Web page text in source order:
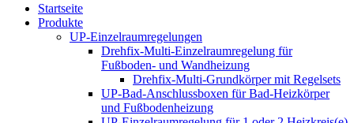
Startseite
Produkte
UP-Einzelraumregelungen
Drehfix-Multi-Einzelraumregelung für
Fußboden- und Wandheizung
Drehfix-Multi-Grundkörper mit Regelsets
UP-Bad-Anschlussboxen für Bad-Heizkörper
und Fußbodenheizung